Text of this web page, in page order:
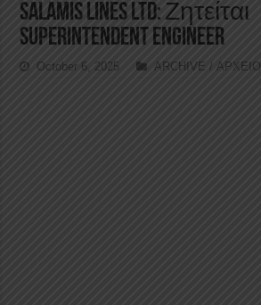
Salamis lines ltd: Ζητείται
Superintendent Engineer
October 6, 2025 ARCHIVE / ΑΡΧΕΙΟ